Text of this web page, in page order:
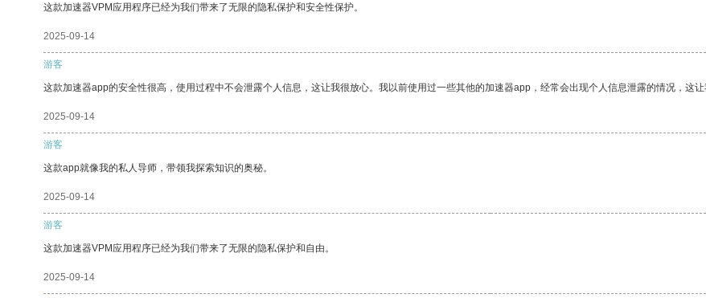
这款加速器VPM应用程序已经为我们带来了无限的隐私保护和安全性保护。
2025-09-14
游客
这款加速器app的安全性很高，使用过程中不会泄露个人信息，这让我很放心。我以前使用过一些其他的加速器app，经常会出现个人信息泄露的情况，这让
2025-09-14
游客
这款app就像我的私人导师，带领我探索知识的奥秘。
2025-09-14
游客
这款加速器VPM应用程序已经为我们带来了无限的隐私保护和自由。
2025-09-14